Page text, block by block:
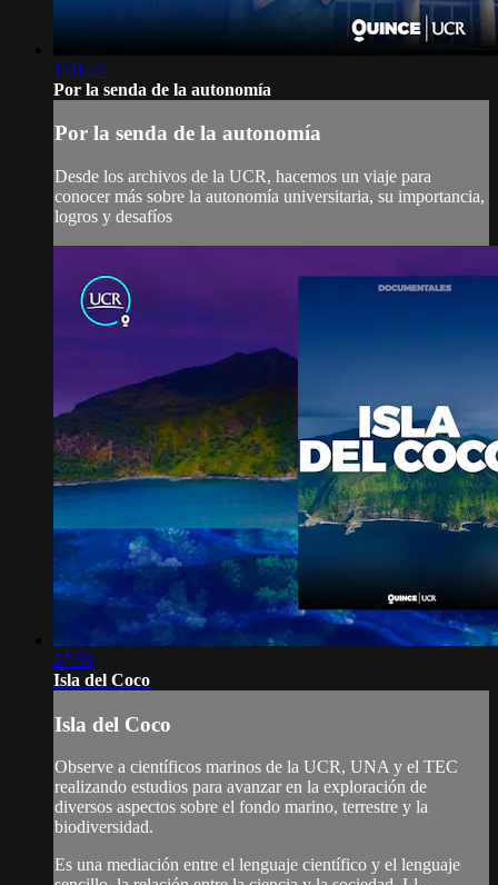
1:01:24
Por la senda de la autonomía
Por la senda de la autonomía
Desde los archivos de la UCR, hacemos un viaje para
conocer más sobre la autonomía universitaria, su importancia,
logros y desafíos
27:58
Isla del Coco
Isla del Coco
Observe a científicos marinos de la UCR, UNA y el TEC
realizando estudios para avanzar en la exploración de
diversos aspectos sobre el fondo marino, terrestre y la
biodiversidad.
Es una mediación entre el lenguaje científico y el lenguaje